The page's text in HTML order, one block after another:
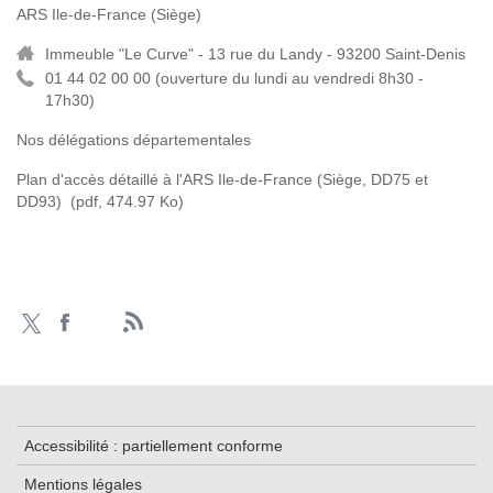
ARS Ile-de-France (Siège)
Immeuble "Le Curve" - 13 rue du Landy - 93200 Saint-Denis
01 44 02 00 00 (ouverture du lundi au vendredi 8h30 -
17h30)
Nos délégations départementales
Plan d'accès détaillé à l'ARS Ile-de-France (Siège, DD75 et
DD93)
(pdf, 474.97 Ko)
Accessibilité : partiellement conforme
Mentions légales